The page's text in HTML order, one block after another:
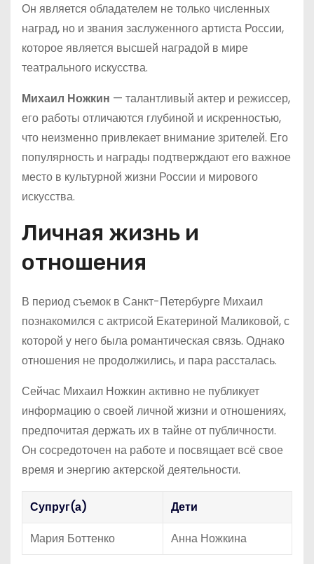
Он является обладателем не только численных
наград, но и звания заслуженного артиста России,
которое является высшей наградой в мире
театрального искусства.
Михаил Ножкин — талантливый актер и режиссер,
его работы отличаются глубиной и искренностью,
что неизменно привлекает внимание зрителей. Его
популярность и награды подтверждают его важное
место в культурной жизни России и мирового
искусства.
Личная жизнь и
отношения
В период съемок в Санкт-Петербурге Михаил
познакомился с актрисой Екатериной Маликовой, с
которой у него была романтическая связь. Однако
отношения не продолжились, и пара рассталась.
Сейчас Михаил Ножкин активно не публикует
информацию о своей личной жизни и отношениях,
предпочитая держать их в тайне от публичности.
Он сосредоточен на работе и посвящает всё свое
время и энергию актерской деятельности.
Супруг(а)
Дети
Мария Боттенко
Анна Ножкина